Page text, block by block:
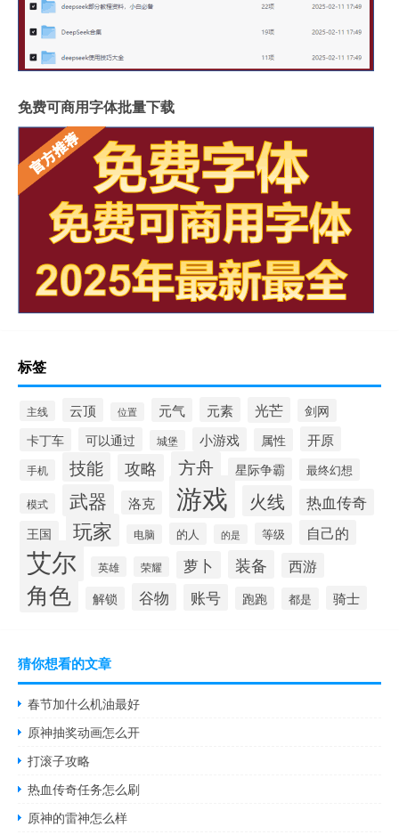
免费可商用字体批量下载
标签
主线 云顶 位置 元气 元素 光芒
剑网
卡丁车
可以通过 城堡 小游戏 属性 开原
手机 技能 攻略 方舟 星际争霸 最终幻想
模式 武器 洛克 游戏 火线 热血传奇
王国 玩家 电脑 的人 的是 等级 自己的
艾尔 英雄 荣耀 萝卜 装备 西游
角色 解锁 谷物 账号 跑跑 都是 骑士
猜你想看的文章
春节加什么机油最好
原神抽奖动画怎么开
打滚子攻略
热血传奇任务怎么刷
原神的雷神怎么样